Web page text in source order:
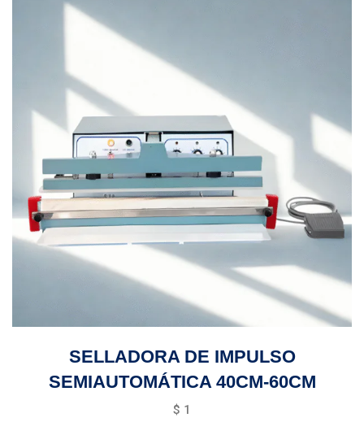
SELLADORA DE IMPULSO
SEMIAUTOMÁTICA 40CM-60CM
$ 1